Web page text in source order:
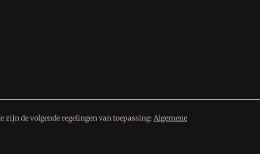
zijn de volgende regelingen van toepassing: Algemene